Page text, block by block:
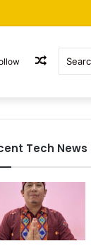
Arogansi
Random
Tech News